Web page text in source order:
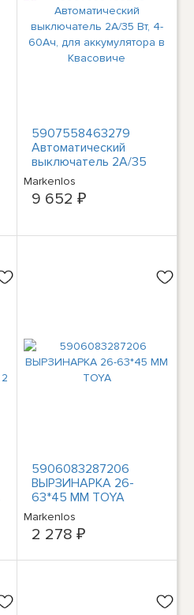
5907558463279
Автоматический
выключатель 2А/35
Вт, 4-60Ач, для
аккумулятора в
Квасовиче
Markenlos
9 652 ₽
5906083287206
ВЫРЗИНАРКА 26-
63*45 ММ TOYA
Markenlos
2 278 ₽